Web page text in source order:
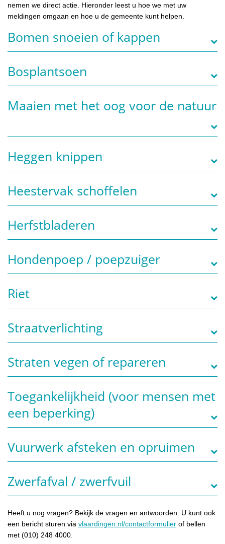
nemen we direct actie. Hieronder leest u hoe we met uw
meldingen omgaan en hoe u de gemeente kunt helpen.
Bomen snoeien of kappen
Bosplantsoen
Maaien met het oog voor de natuur
Heggen knippen
Heestervak schoffelen
Herfstbladeren
Hondenpoep / poepzuiger
Riet
Straatverlichting
Straten vegen of repareren
Toegankelijkheid (voor mensen met
een beperking)
Vuurwerk afsteken en opruimen
Zwerfafval / zwerfvuil
Heeft u nog vragen? Bekijk de vragen en antwoorden. U kunt ook
een bericht sturen via vlaardingen.nl/contactformulier of bellen
met (010) 248 4000.